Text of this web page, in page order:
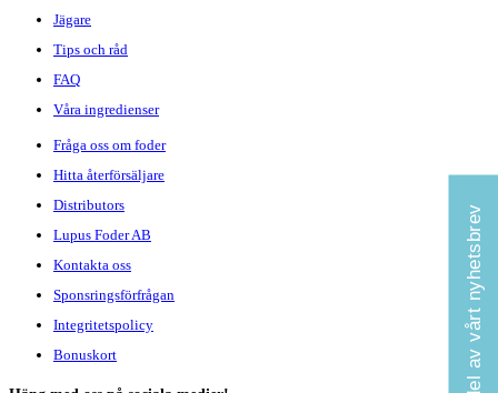
Ta del av vårt nyhetsbrev
Jägare
Tips och råd
FAQ
Våra ingredienser
Fråga oss om foder
Hitta återförsäljare
Distributors
Lupus Foder AB
Kontakta oss
Sponsringsförfrågan
Integritetspolicy
Bonuskort